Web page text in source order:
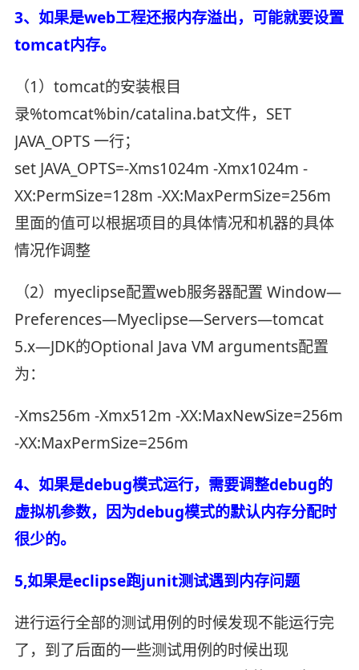
3、如果是web工程还报内存溢出，可能就要设置
tomcat内存。
（1）tomcat的安装根目
录%tomcat%bin/catalina.bat文件，SET
JAVA_OPTS 一行；
set JAVA_OPTS=-Xms1024m -Xmx1024m -
XX:PermSize=128m -XX:MaxPermSize=256m
里面的值可以根据项目的具体情况和机器的具体
情况作调整
（2）myeclipse配置web服务器配置 Window—
Preferences—Myeclipse—Servers—tomcat
5.x—JDK的Optional Java VM arguments配置
为：
-Xms256m -Xmx512m -XX:MaxNewSize=256m
-XX:MaxPermSize=256m
4、如果是debug模式运行，需要调整debug的
虚拟机参数，因为debug模式的默认内存分配时
很少的。
5,如果是eclipse跑junit测试遇到内存问题
进行运行全部的测试用例的时候发现不能运行完
了，到了后面的一些测试用例的时候出现